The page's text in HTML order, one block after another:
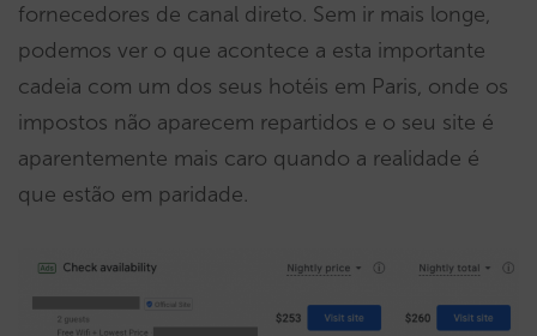
fornecedores de canal direto. Sem ir mais longe,
podemos ver o que acontece a esta importante
cadeia com um dos seus hotéis em Paris, onde os
impostos não aparecem repartidos e o seu site é
aparentemente mais caro quando a realidade é
que estão em paridade.